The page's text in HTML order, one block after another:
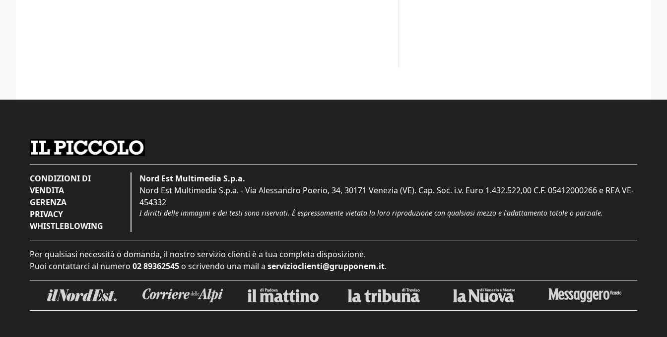
CONDIZIONI DI
VENDITA
GERENZA
PRIVACY
WHISTLEBLOWING
Nord Est Multimedia S.p.a.
Nord Est Multimedia S.p.a. - Via Alessandro Poerio, 34, 30171 Venezia (VE). Cap. Soc. i.v. Euro 1.432.522,00 C.F. 05412000266 e REA VE-
454332
I diritti delle immagini e dei testi sono riservati. È espressamente vietata la loro riproduzione con qualsiasi mezzo e l'adattamento totale o parziale.
Per qualsiasi necessità o domanda, il nostro servizio clienti è a tua completa disposizione.
Puoi contattarci al numero 02 89362545 o scrivendo una mail a servizioclienti@grupponem.it.